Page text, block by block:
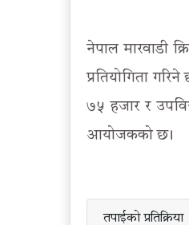
नेपाल मारवाडी
प्रतियोगिता
७५ हजार र
आयोजकको छ ।
तपाईको प्रतिक्रिया